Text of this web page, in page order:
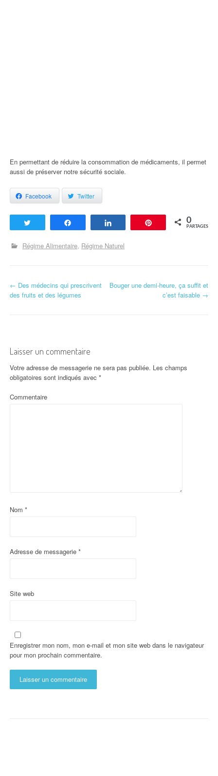
En permettant de réduire la consommation de médicaments, il permet
aussi de préserver notre sécurité sociale.
Facebook Twitter
Enregistrer
0
PARTAGES
Régime Alimentaire Régime Naturel
Navigation d'article
← Des médecins qui prescrivent
des fruits et des légumes
Bouger une demi-heure, ça suffit et
c’est faisable →
Laisser un commentaire
Votre adresse de messagerie ne sera pas publiée. Les champs
obligatoires sont indiqués avec *
Commentaire
Nom *
Adresse de messagerie *
Site web
Enregistrer mon nom, mon e-mail et mon site web dans le navigateur
pour mon prochain commentaire.